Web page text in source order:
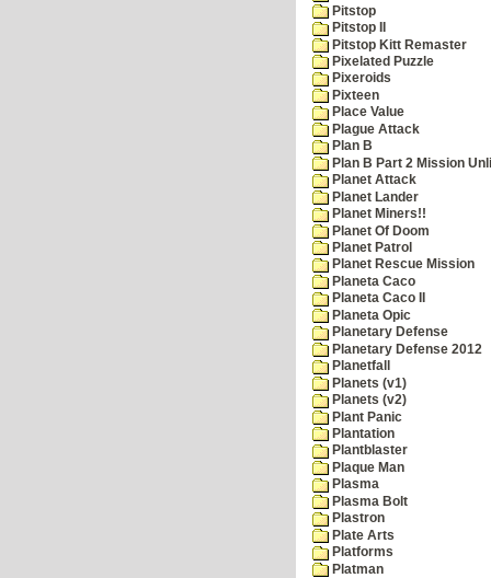
Pitstop
Pitstop II
Pitstop Kitt Remaster
Pixelated Puzzle
Pixeroids
Pixteen
Place Value
Plague Attack
Plan B
Plan B Part 2 Mission
Planet Attack
Planet Lander
Planet Miners!!
Planet Of Doom
Planet Patrol
Planet Rescue Mission
Planeta Caco
Planeta Caco II
Planeta Opic
Planetary Defense
Planetary Defense 2012
Planetfall
Planets (v1)
Planets (v2)
Plant Panic
Plantation
Plantblaster
Plaque Man
Plasma
Plasma Bolt
Plastron
Plate Arts
Platforms
Platman